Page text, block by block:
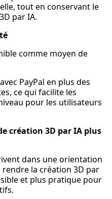
tout en conservant le
par IA.
comme moyen de
PayPal en plus des
ce qui facilite les
pour les utilisateurs
création 3D par IA plus
dans une orientation
la création 3D par
et plus pratique pour